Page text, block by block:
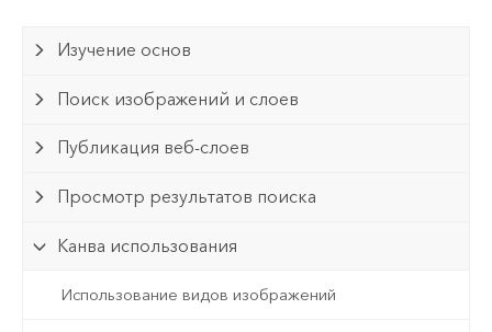
Изучение основ
Поиск изображений и слоев
Публикация веб-слоев
Просмотр результатов поиска
Канва использования
Использование видов изображений